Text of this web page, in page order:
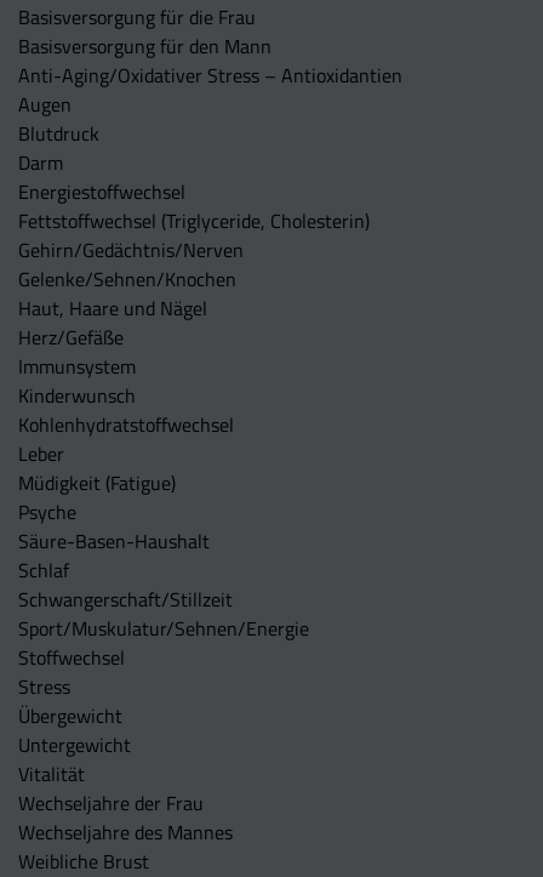
Basisversorgung für die Frau
Basisversorgung für den Mann
Anti-Aging/Oxidativer Stress – Antioxidantien
Augen
Blutdruck
Darm
Energiestoffwechsel
Fettstoffwechsel (Triglyceride, Cholesterin)
Gehirn/Gedächtnis/Nerven
Gelenke/Sehnen/Knochen
Haut, Haare und Nägel
Herz/Gefäße
Immunsystem
Kinderwunsch
Kohlenhydratstoffwechsel
Leber
Müdigkeit (Fatigue)
Psyche
Säure-Basen-Haushalt
Schlaf
Schwangerschaft/Stillzeit
Sport/Muskulatur/Sehnen/Energie
Stoffwechsel
Stress
Übergewicht
Untergewicht
Vitalität
Wechseljahre der Frau
Wechseljahre des Mannes
Weibliche Brust